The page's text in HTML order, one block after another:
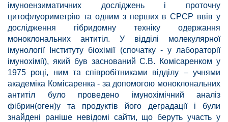
імуноензиматичних досліджень і проточну
цитофлуориметрію та одним з перших в СРСР ввів у
дослідження гібридомну техніку одержання
моноклональних антитіл. У відділі молекулярної
імунології Інституту біохімії (спочатку - у лабораторії
імунохімії), який був заснований С.В. Комісаренком у
1975 році, ним та співробітниками відділу – учнями
академіка Комісаренка - за допомогою моноклональних
антитіл було проведено імунохімічний аналіз
фібрин(оген)у та продуктів його деградації і були
знайдені раніше невідомі сайти, що беруть участь у